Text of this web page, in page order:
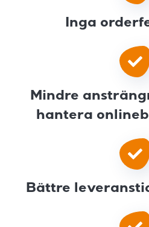
Inga
Mindre
hantera
Bättre